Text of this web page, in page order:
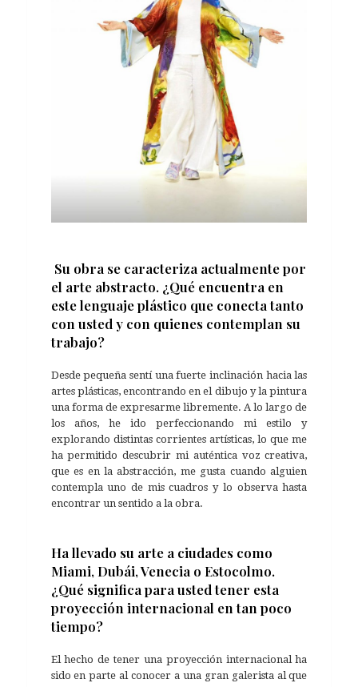
Su obra se caracteriza actualmente por
el arte abstracto. ¿Qué encuentra en
este lenguaje plástico que conecta tanto
con usted y con quienes contemplan su
trabajo?
Desde pequeña sentí una fuerte inclinación hacia las
artes plásticas, encontrando en el dibujo y la pintura
una forma de expresarme libremente. A lo largo de
los años, he ido perfeccionando mi estilo y
explorando distintas corrientes artísticas, lo que me
ha permitido descubrir mi auténtica voz creativa,
que es en la abstracción, me gusta cuando alguien
contempla uno de mis cuadros y lo observa hasta
encontrar un sentido a la obra.
Ha llevado su arte a ciudades como
Miami, Dubái, Venecia o Estocolmo.
¿Qué significa para usted tener esta
proyección internacional en tan poco
tiempo?
El hecho de tener una proyección internacional ha
sido en parte al conocer a una gran galerista al que